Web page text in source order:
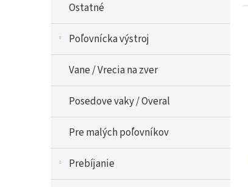
Ostatné
Poľovnícka výstroj
Vane / Vrecia na zver
Posedove vaky / Overal
Pre malých poľovníkov
Prebíjanie